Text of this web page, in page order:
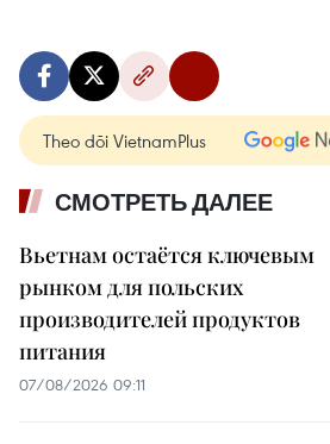
Theo dõi VietnamPlus
СМОТРЕТЬ ДАЛЕЕ
Вьетнам остаётся ключевым
рынком для польских
производителей продуктов
питания
07/08/2026 09:11